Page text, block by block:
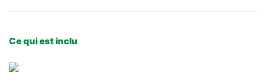
Ce qui est inclu